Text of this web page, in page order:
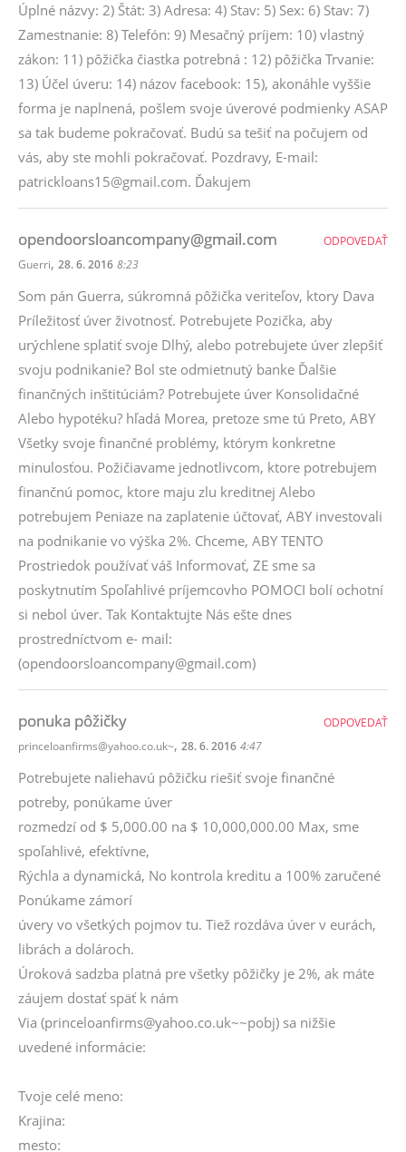
Úplné názvy: 2) Štát: 3) Adresa: 4) Stav: 5) Sex: 6) Stav: 7)
Zamestnanie: 8) Telefón: 9) Mesačný príjem: 10) vlastný
zákon: 11) pôžička čiastka potrebná : 12) pôžička Trvanie:
13) Účel úveru: 14) názov facebook: 15), akonáhle vyššie
forma je naplnená, pošlem svoje úverové podmienky ASAP
sa tak budeme pokračovať. Budú sa tešiť na počujem od
vás, aby ste mohli pokračovať. Pozdravy, E-mail:
patrickloans15@gmail.com. Ďakujem
opendoorsloancompany@gmail.com
Guerri, 28. 6. 2016 8:23
Som pán Guerra, súkromná pôžička veriteľov, ktory Dava
Príležitosť úver životnosť. Potrebujete Pozička, aby
urýchlene splatiť svoje Dlhý, alebo potrebujete úver zlepšiť
svoju podnikanie? Bol ste odmietnutý banke Ďalšie
finančných inštitúciám? Potrebujete úver Konsolidačné
Alebo hypotéku? hľadá Morea, pretoze sme tú Preto, ABY
Všetky svoje finančné problémy, którym konkretne
minulosťou. Požičiavame jednotlivcom, ktore potrebujem
finančnú pomoc, ktore maju zlu kreditnej Alebo
potrebujem Peniaze na zaplatenie účtovať, ABY investovali
na podnikanie vo výška 2%. Chceme, ABY TENTO
Prostriedok používať váš Informovať, ZE sme sa
poskytnutím Spoľahlivé príjemcovho POMOCI bolí ochotní
si nebol úver. Tak Kontaktujte Nás ešte dnes
prostredníctvom e- mail:
(opendoorsloancompany@gmail.com)
ODPOVEDAŤ
ponuka pôžičky
princeloanfirms@yahoo.co.uk~, 28. 6. 2016 4:47
Potrebujete naliehavú pôžičku riešiť svoje finančné
potreby, ponúkame úver
rozmedzí od $ 5,000.00 na $ 10,000,000.00 Max, sme
spoľahlivé, efektívne,
Rýchla a dynamická, No kontrola kreditu a 100% zaručené
Ponúkame zámorí
úvery vo všetkých pojmov tu. Tiež rozdáva úver v eurách,
librách a dolároch.
Úroková sadzba platná pre všetky pôžičky je 2%, ak máte
záujem dostať späť k nám
Via (princeloanfirms@yahoo.co.uk~~pobj) sa nižšie
uvedené informácie:
Tvoje celé meno:
Krajina:
mesto:
ODPOVEDAŤ